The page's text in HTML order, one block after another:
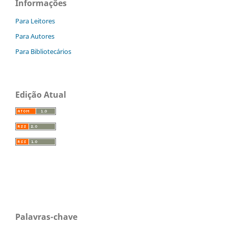
Informações
Para Leitores
Para Autores
Para Bibliotecários
Edição Atual
Palavras-chave